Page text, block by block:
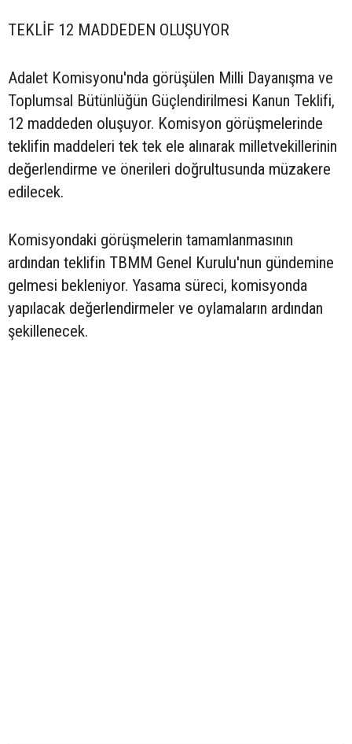
TEKLİF 12 MADDEDEN OLUŞUYOR
Adalet Komisyonu'nda görüşülen Milli Dayanışma ve
Toplumsal Bütünlüğün Güçlendirilmesi Kanun Teklifi,
12 maddeden oluşuyor. Komisyon görüşmelerinde
teklifin maddeleri tek tek ele alınarak milletvekillerinin
değerlendirme ve önerileri doğrultusunda müzakere
edilecek.
Komisyondaki görüşmelerin tamamlanmasının
ardından teklifin TBMM Genel Kurulu'nun gündemine
gelmesi bekleniyor. Yasama süreci, komisyonda
yapılacak değerlendirmeler ve oylamaların ardından
şekillenecek.